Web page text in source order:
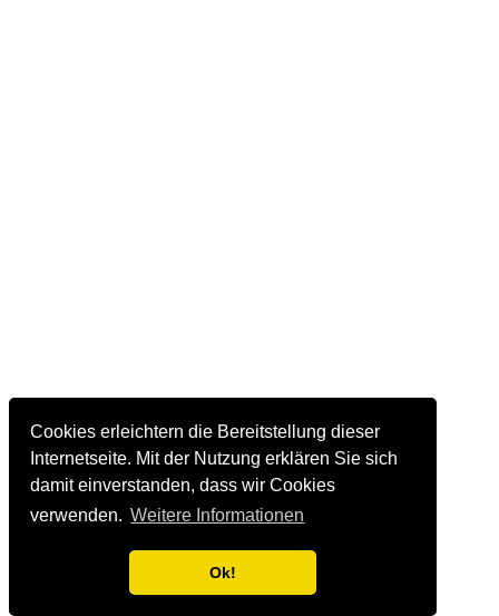
Cookies erleichtern die Bereitstellung dieser
Internetseite. Mit der Nutzung erklären Sie sich
damit einverstanden, dass wir Cookies
verwenden. Weitere Informationen
Ok!